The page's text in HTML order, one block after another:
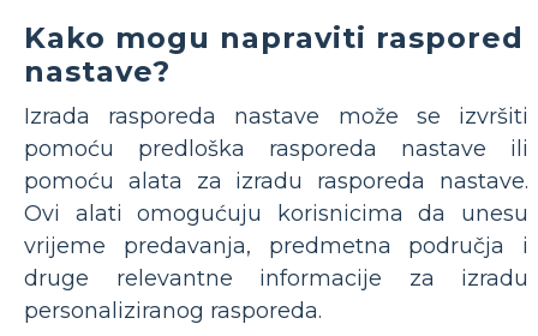
Kako mogu napraviti raspored
nastave?
Izrada rasporeda nastave može se izvršiti
pomoću predloška rasporeda nastave ili
pomoću alata za izradu rasporeda nastave.
Ovi alati omogućuju korisnicima da unesu
vrijeme predavanja, predmetna područja i
druge relevantne informacije za izradu
personaliziranog rasporeda.